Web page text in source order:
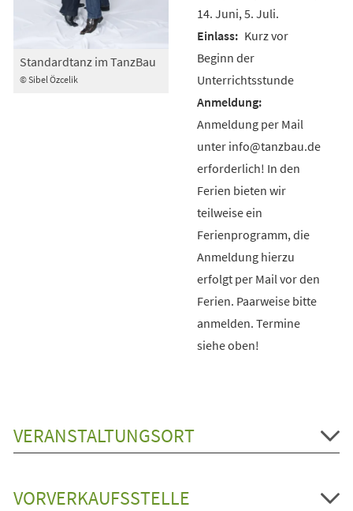
© Sibel Özcelik
Standardtanz im TanzBau
14. Juni, 5. Juli.
Kurz vor
Beginn der
Unterrichtsstunde
Anmeldung per Mail
unter info@tanzbau.de
erforderlich! In den
Ferien bieten wir
teilweise ein
Ferienprogramm, die
Anmeldung hierzu
erfolgt per Mail vor den
Ferien. Paarweise bitte
anmelden. Termine
siehe oben!
VERANSTALTUNGSORT
VORVERKAUFSSTELLE